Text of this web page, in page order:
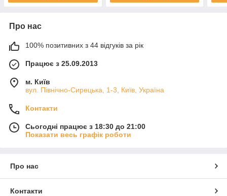
Про нас
100% позитивних з 44 відгуків за рік
Працює з 25.09.2013
м. Київ
вул. Північно-Сирецька, 1-3, Київ, Україна
Контакти
Сьогодні працює з 18:30 до 21:00
Показати весь графік роботи
Про нас
Контакти